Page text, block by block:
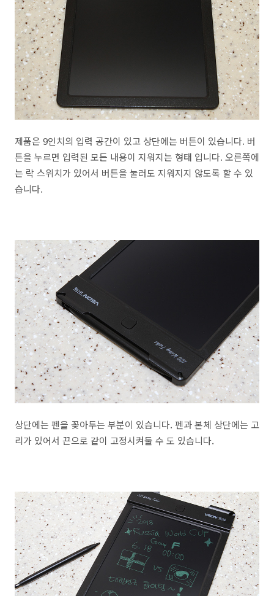
제품은 9인치의 입력 공간이 있고 상단에는 버튼이 있습니다. 버
튼을 누르면 입력된 모든 내용이 지워지는 형태 입니다. 오른쪽에
는 락 스위치가 있어서 버튼을 눌러도 지워지지 않도록 할 수 있
습니다.
상단에는 펜을 꽂아두는 부분이 있습니다. 펜과 본체 상단에는 고
리가 있어서 끈으로 같이 고정시켜둘 수 도 있습니다.